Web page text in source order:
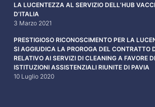
LA LUCENTEZZA AL SERVIZIO DELL’HUB
D’ITALIA
3 Marzo 2021
PRESTIGIOSO RICONOSCIMENTO PER LA
SI AGGIUDICA LA PROROGA DEL CONTRATTO
RELATIVO AI SERVIZI DI CLEANING A FAVORE
ISTITUZIONI ASSISTENZIALI RIUNITE DI PAVIA
10 Luglio 2020